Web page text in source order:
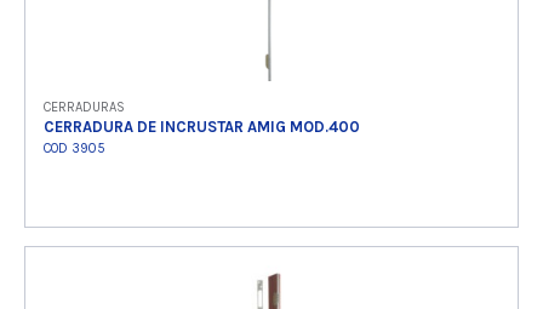
CERRADURAS
CERRADURA DE INCRUSTAR AMIG MOD.400
COD 3905
Ver producto